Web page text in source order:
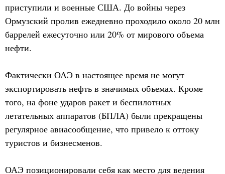
приступили и военные США. До войны через
Ормузский пролив ежедневно проходило около 20 млн
баррелей ежесуточно или 20% от мирового объема
нефти.
Фактически ОАЭ в настоящее время не могут
экспортировать нефть в значимых объемах. Кроме
того, на фоне ударов ракет и беспилотных
летательных аппаратов (БПЛА) были прекращены
регулярное авиасообщение, что привело к оттоку
туристов и бизнесменов.
ОАЭ позиционировали себя как место для ведения